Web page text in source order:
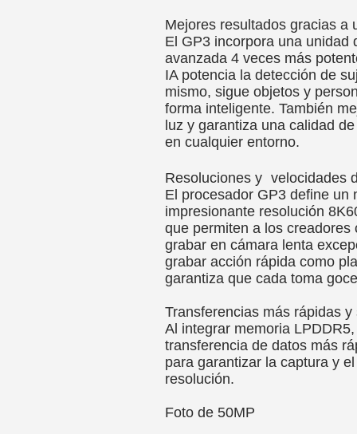
Mejores resultados gracias a
El GP3 incorpora una unidad
avanzada 4 veces más
IA potencia la detección de
mismo, sigue objetos y
forma inteligente. También
luz y garantiza una calidad
en cualquier entorno.
Resoluciones y velocidades
El procesador GP3 define un
impresionante resolución
que permiten a los
grabar en cámara lenta
grabar acción rápida como
garantiza que cada toma
Transferencias más rápidas y
Al integrar memoria
transferencia de datos más
para garantizar la captura y
resolución.
Foto de 50MP